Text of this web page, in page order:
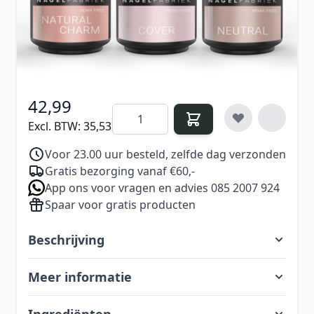
€ 47,97
Excl. BTW:
42,99
Excl. BTW: 35,53
Aantal
Voor 23.00 uur besteld, zelfde dag verzonden
Gratis bezorging vanaf €60,-
App ons voor vragen en advies 085 2007 924
Spaar voor gratis producten
Beschrijving
Meer informatie